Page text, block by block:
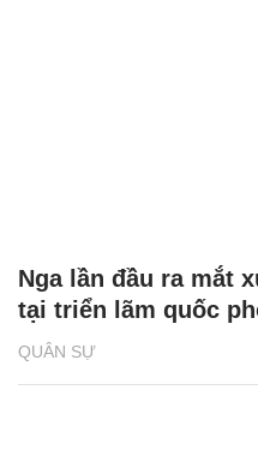
QUÂN SỰ
Nga lần đầu ra mắt
tại triển lãm quốc